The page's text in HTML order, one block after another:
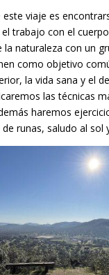
viaje es
trabajo con el
la naturaleza con un
como objetivo
la vida sana y el
las técnicas
haremos
runas, saludo al sol